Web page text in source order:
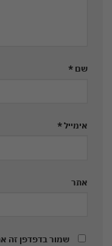
שם *
אימייל*
אתר
שמור בדפדפן זה